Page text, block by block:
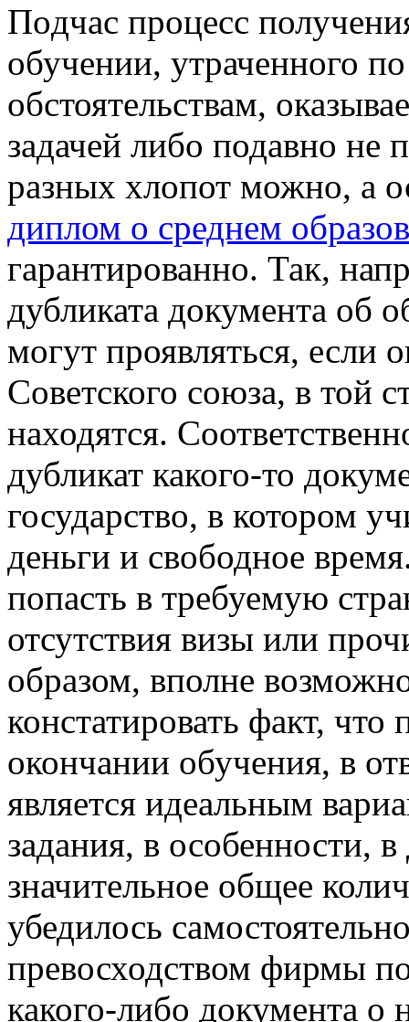
Пoдчaс прoцeсс
обучении, утраченного
обстоятельствам,
задачей либо подавно не
разных хлопот можно, а
диплом о среднем
гарантированно. Так,
дубликата документа об
могут проявляться, если
Советского союза, в той
находятся.
дубликат какого-то
государство, в котором
деньги и свободное
попасть в требуемую
отсутствия визы или
образом, вполне
констатировать факт,
окончании обучения, в
является идеальным
задания, в особенности,
значительное общее
убедилось
превосходством фирмы
какого-либо документа о